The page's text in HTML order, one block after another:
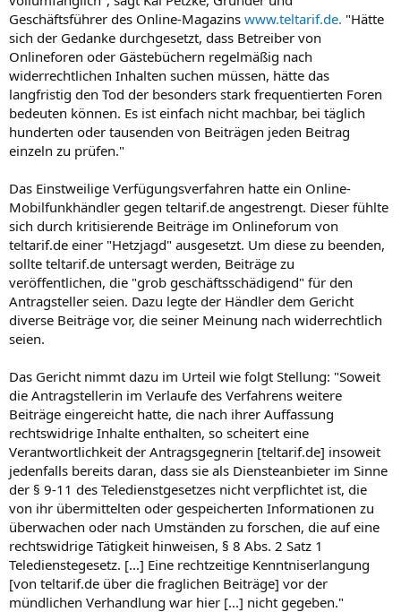
Geschäftsführer des Online-Magazins www.teltarif.de. "Hätte
sich der Gedanke durchgesetzt, dass Betreiber von
Onlineforen oder Gästebüchern regelmäßig nach
widerrechtlichen Inhalten suchen müssen, hätte das
langfristig den Tod der besonders stark frequentierten Foren
bedeuten können. Es ist einfach nicht machbar, bei täglich
hunderten oder tausenden von Beiträgen jeden Beitrag
einzeln zu prüfen."
Das Einstweilige Verfügungsverfahren hatte ein Online-
Mobilfunkhändler gegen teltarif.de angestrengt. Dieser fühlte
sich durch kritisierende Beiträge im Onlineforum von
teltarif.de einer "Hetzjagd" ausgesetzt. Um diese zu beenden,
sollte teltarif.de untersagt werden, Beiträge zu
veröffentlichen, die "grob geschäftsschädigend" für den
Antragsteller seien. Dazu legte der Händler dem Gericht
diverse Beiträge vor, die seiner Meinung nach widerrechtlich
seien.
Das Gericht nimmt dazu im Urteil wie folgt Stellung: "Soweit
die Antragstellerin im Verlaufe des Verfahrens weitere
Beiträge eingereicht hatte, die nach ihrer Auffassung
rechtswidrige Inhalte enthalten, so scheitert eine
Verantwortlichkeit der Antragsgegnerin [teltarif.de] insoweit
jedenfalls bereits daran, dass sie als Diensteanbieter im Sinne
der § 9-11 des Teledienstgesetzes nicht verpflichtet ist, die
von ihr übermittelten oder gespeicherten Informationen zu
überwachen oder nach Umständen zu forschen, die auf eine
rechtswidrige Tätigkeit hinweisen, § 8 Abs. 2 Satz 1
Teledienstegesetz. [...] Eine rechtzeitige Kenntniserlangung
[von teltarif.de über die fraglichen Beiträge] vor der
mündlichen Verhandlung war hier [...] nicht gegeben."